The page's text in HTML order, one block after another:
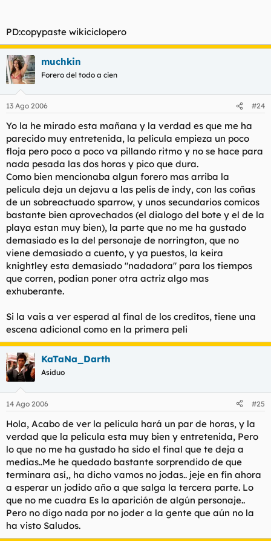
PD:copypaste wikiciclopero
muchkin
Forero del todo a cien
13 Ago 2006 #24
Yo la he mirado esta mañana y la verdad es que me ha
parecido muy entretenida, la pelicula empieza un poco
floja pero poco a poco va pillando ritmo y no se hace para
nada pesada las dos horas y pico que dura.
Como bien mencionaba algun forero mas arriba la
pelicula deja un dejavu a las pelis de indy, con las coñas
de un sobreactuado sparrow, y unos secundarios comicos
bastante bien aprovechados (el dialogo del bote y el de la
playa estan muy bien), la parte que no me ha gustado
demasiado es la del personaje de norrington, que no
viene demasiado a cuento, y ya puestos, la keira
knightley esta demasiado "nadadora" para los tiempos
que corren, podian poner otra actriz algo mas
exhuberante.
Si la vais a ver esperad al final de los creditos, tiene una
escena adicional como en la primera peli
KaTaNa_Darth
Asiduo
14 Ago 2006 #25
Hola, Acabo de ver la pelicula hará un par de horas, y la
verdad que la pelicula esta muy bien y entretenida, Pero
lo que no me ha gustado ha sido el final que te deja a
medias..Me he quedado bastante sorprendido de que
terminara así,, ha dicho vamos no jodas.. jeje en fín ahora
a esperar un jodido año a que salga la tercera parte. Lo
que no me cuadra Es la aparición de algún personaje..
Pero no digo nada por no joder a la gente que aún no la
ha visto Saludos.